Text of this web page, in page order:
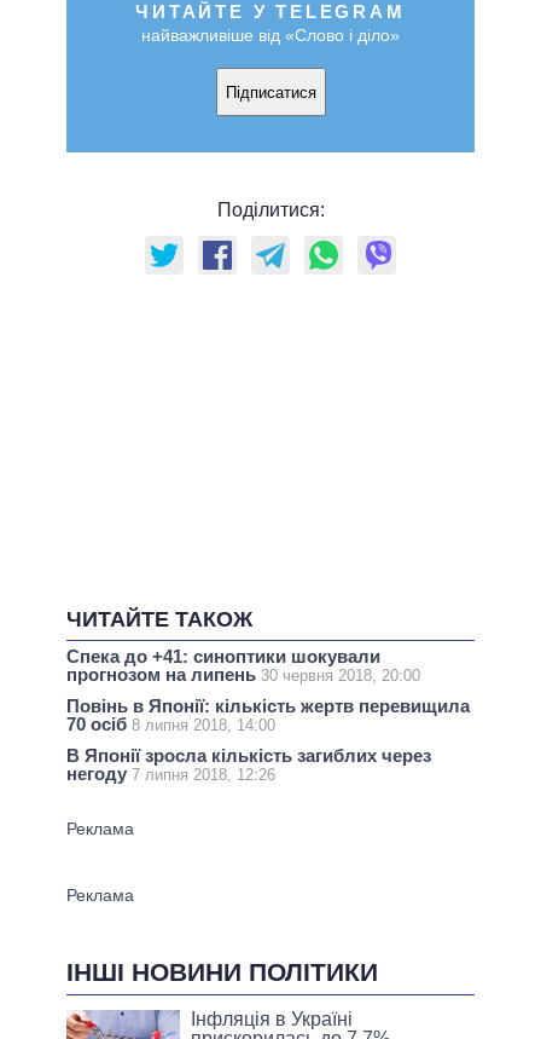
ЧИТАЙТЕ У TELEGRAM
найважливіше від «Слово і діло»
Підписатися
Поділитися:
ЧИТАЙТЕ ТАКОЖ
Спека до +41: синоптики шокували
прогнозом на липень 30 червня 2018, 20:00
Повінь в Японії: кількість жертв перевищила
70 осіб 8 липня 2018, 14:00
В Японії зросла кількість загиблих через
негоду 7 липня 2018, 12:26
ІНШІ НОВИНИ ПОЛІТИКИ
Інфляція в Україні